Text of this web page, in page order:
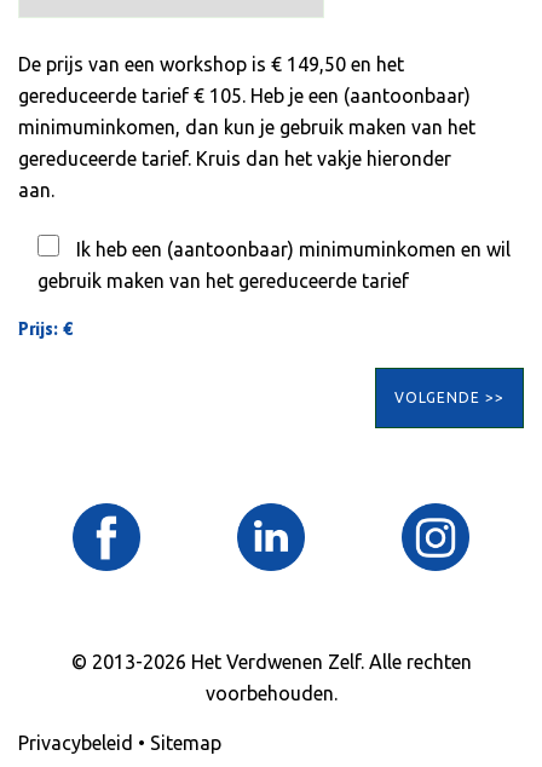
De prijs van een workshop is € 149,50 en het
gereduceerde tarief € 105. Heb je een (aantoonbaar)
minimuminkomen, dan kun je gebruik maken van het
gereduceerde tarief. Kruis dan het vakje hieronder
aan.
Ik heb een (aantoonbaar) minimuminkomen en wil
gebruik maken van het gereduceerde tarief
Prijs: €
VOLGENDE >>
© 2013-2026 Het Verdwenen Zelf. Alle rechten
voorbehouden.
Privacybeleid • Sitemap